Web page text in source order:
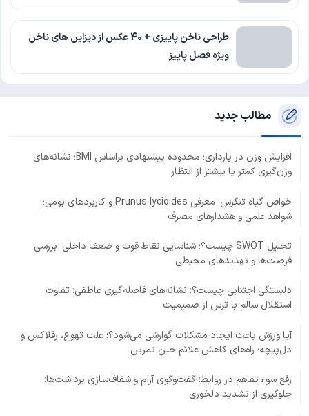
طراحی ناخن پاییزی + 40 عکس از دیزاین های ناخن
ویژه فصل پاییز
مطالب جدید
افزایش وزن در بارداری؛ محدوده پیشنهادی براساس BMI؛ نشانه‌های
وزن‌گیری کمتر یا بیشتر از انتظار
خواص گیاه تنگرس؛ معرفی Prunus lycioides و کاربردهای بومی؛
شواهد علمی و هشدارهای مصرف
تحلیل SWOT چیست؟؛ شناسایی نقاط قوت و ضعف داخلی؛ بررسی
فرصت‌ها و تهدیدهای محیطی
دلبستگی اجتنابی چیست؟؛ نشانه‌های فاصله‌گیری عاطفی؛ تفاوت
استقلال سالم با ترس از صمیمیت
آیا ورزش باعث ایجاد مشکلات گوارشی می‌شود؟؛ علت تهوع، رفلاکس و
دل‌پیچه؛ راه‌های کاهش علائم حین تمرین
رفع سوء تفاهم در روابط؛ گفت‌وگوی آرام و شفاف‌سازی برداشت‌ها؛
جلوگیری از تشدید دلخوری